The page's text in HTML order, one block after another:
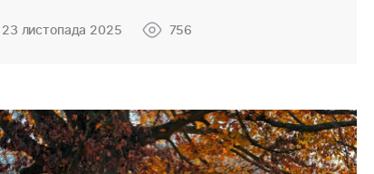
23 листопада 2025 756